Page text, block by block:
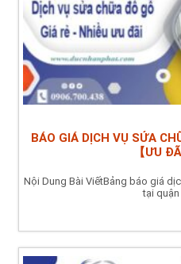
BÁO GIÁ DỊCH VỤ SỬA
【ƯU
Nội Dung Bài ViếtBảng báo giá
tại quận